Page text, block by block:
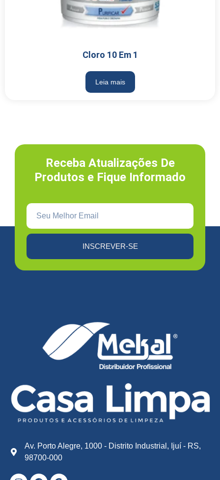
Cloro 10 Em 1
Leia mais
Receba Atualizações De
Produtos e Fique Informado
INSCREVER-SE
Av. Porto Alegre, 1000 - Distrito Industrial, Ijuí - RS,
98700-000